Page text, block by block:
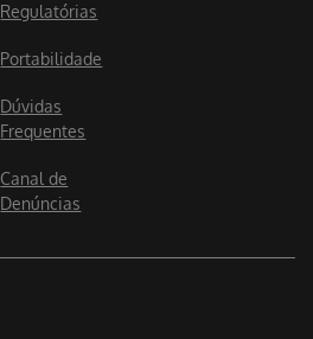
Regulatórias
Portabilidade
Dúvidas
Frequentes
Canal de
Denúncias